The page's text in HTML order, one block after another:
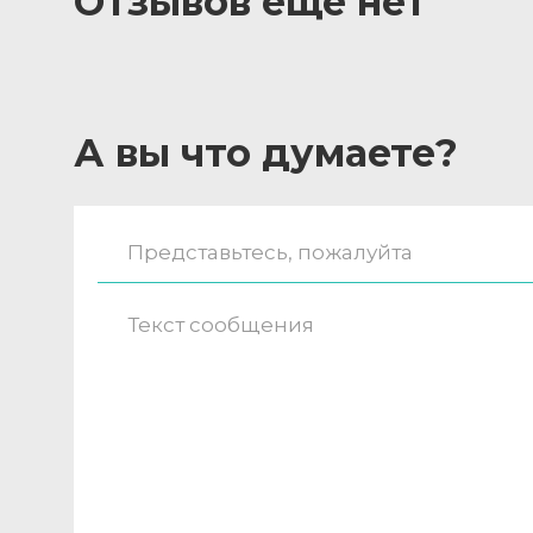
А вы что думаете?